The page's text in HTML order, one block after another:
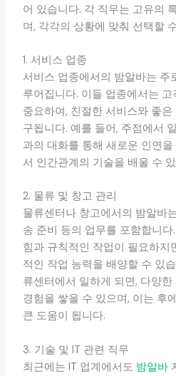
어 있습니다. 각 직무는 고유의
며, 각각의 상황에 맞춰 선택할
1. 서비스 업종
서비스 업종에서의 밤알바는 주
루어집니다. 이들 업종에서는
중요하여, 친절한 서비스와 좋
구됩니다. 예를 들어, 주점에서
과의 대화를 통해 새로운 인연
서 인간관계의 기술을 배울 수
2. 물류 및 창고 관리
물류센터나 창고에서의 밤알바
송 준비 등의 업무를 포함합니
힘과 규칙적인 작업이 필요하지
적인 작업 능력을 배양할 수 있
류센터에서 일하게 되면, 다양
경험을 쌓을 수 있으며, 이는 후
큰 도움이 됩니다.
3. 기술 및 IT 관련 직무
최근에는 IT 업계에서도 밤알바